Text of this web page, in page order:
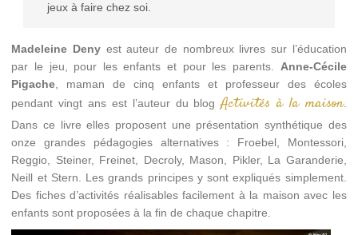
jeux à faire chez soi.
Madeleine Deny est auteur de nombreux livres sur l’éducation
par le jeu, pour les enfants et pour les parents. Anne-Cécile
Pigache , maman de cinq enfants et professeur des écoles
pendant vingt ans est l’auteur du blogActivités à la maison.
Dans ce livre elles proposent une présentation synthétique des
onze grandes pédagogies alternatives : Froebel, Montessori,
Reggio, Steiner, Freinet, Decroly, Mason, Pikler, La Garanderie,
Neill et Stern. Les grands principes y sont expliqués simplement.
Des fiches d’activités réalisables facilement à la maison avec les
enfants sont proposées à la fin de chaque chapitre.